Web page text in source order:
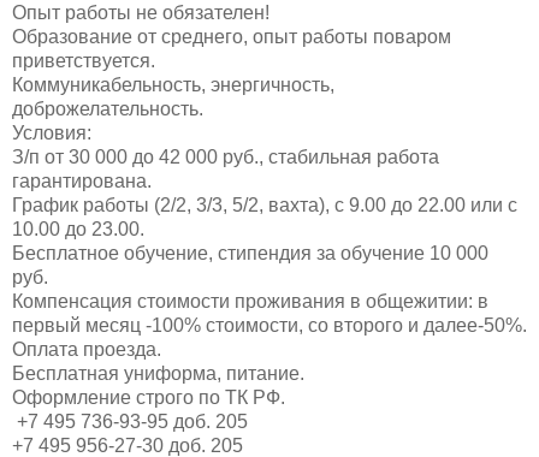
Опыт работы не обязателен!
Образование от среднего, опыт работы поваром
приветствуется.
Коммуникабельность, энергичность,
доброжелательность.
Условия:
З/п от 30 000 до 42 000 руб., стабильная работа
гарантирована.
График работы (2/2, 3/3, 5/2, вахта), c 9.00 до 22.00 или с
10.00 до 23.00.
Бесплатное обучение, стипендия за обучение 10 000
руб.
Компенсация стоимости проживания в общежитии: в
первый месяц -100% стоимости, со второго и далее-50%.
Оплата проезда.
Бесплатная униформа, питание.
Оформление строго по ТК РФ.
+7 495 736-93-95 доб. 205
+7 495 956-27-30 доб. 205